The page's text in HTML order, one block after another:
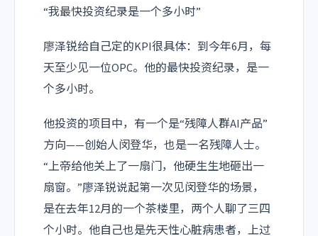
“我最快投资纪录是一个多小时”
廖泽锐给自己定的KPI很具体：到今年6月，每
天至少见一位OPC。他的最快投资纪录，是一
个多小时。
他投资的项目中，有一个是“残障人群AI产品”
方向——创始人闵登华，也是一名残障人士。
“上帝给他关上了一扇门，他硬生生地砸出一
扇窗。”廖泽锐说起第一次见闵登华的场景，
是在去年12月的一个茶楼里，两个人聊了三四
个小时。他自己也是先天性心脏病患者，上过